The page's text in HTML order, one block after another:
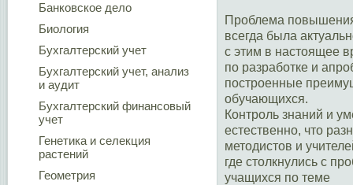
Банковское дело
Биология
Бухгалтерский учет
Бухгалтерский учет, анализ
и аудит
Бухгалтерский финансовый
учет
Генетика и селекция
растений
Геометрия
Проблема
всегда была
с этим в настоящее
по разработке и
построенные
обучающихся.
Контроль знаний и
естественно, что
методистов и
где столкнулись с
учащихся по теме